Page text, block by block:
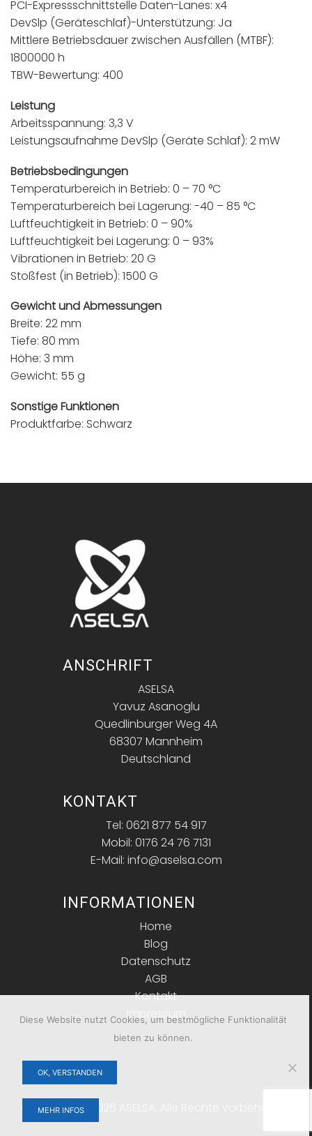
PCI-Expressschnittstelle Daten-Lanes: x4
DevSlp (Geräteschlaf)-Unterstützung: Ja
Mittlere Betriebsdauer zwischen Ausfällen (MTBF):
1800000 h
TBW-Bewertung: 400
Leistung
Arbeitsspannung: 3,3 V
Leistungsaufnahme DevSlp (Geräte Schlaf): 2 mW
Betriebsbedingungen
Temperaturbereich in Betrieb: 0 – 70 °C
Temperaturbereich bei Lagerung: -40 – 85 °C
Luftfeuchtigkeit in Betrieb: 0 – 90%
Luftfeuchtigkeit bei Lagerung: 0 – 93%
Vibrationen in Betrieb: 20 G
Stoßfest (in Betrieb): 1500 G
Gewicht und Abmessungen
Breite: 22 mm
Tiefe: 80 mm
Höhe: 3 mm
Gewicht: 55 g
Sonstige Funktionen
Produktfarbe: Schwarz
ANSCHRIFT
ASELSA
Yavuz Asanoglu
Quedlinburger Weg 4A
68307 Mannheim
Deutschland
KONTAKT
Tel: 0621 877 54 917
Mobil: 0176 24 76 7131
E-Mail: info@aselsa.com
INFORMATIONEN
Home
Blog
Datenschutz
AGB
Kontakt
Impressum
Copyright © 2026 ASELSA. Alle Rechte vorbehalten.
Diese Website nutzt Cookies, um bestmögliche Funktionalität
bieten zu können.
OK, VERSTANDEN
MEHR INFOS